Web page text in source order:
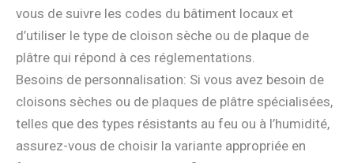
vous de suivre les codes du bâtiment locaux et
d’utiliser le type de cloison sèche ou de plaque de
plâtre qui répond à ces réglementations.
Besoins de personnalisation: Si vous avez besoin de
cloisons sèches ou de plaques de plâtre spécialisées,
telles que des types résistants au feu ou à l’humidité,
assurez-vous de choisir la variante appropriée en